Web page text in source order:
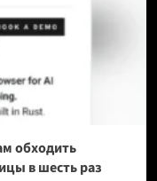
обходить
в шесть раз